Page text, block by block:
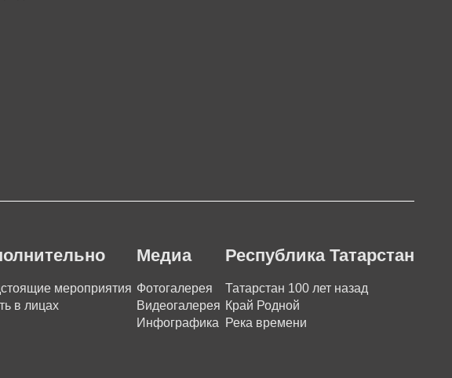
мероприятия
в лицах
Медиа
Фотогалерея
Видеогалерея
Инфографика
Республика Татарстан
Татарстан 100 лет назад
Край Родной
Река времени